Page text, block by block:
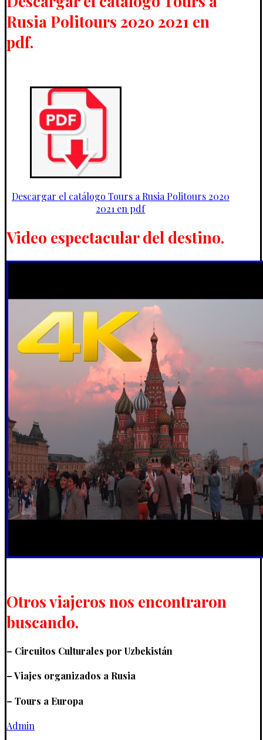
Rusia Politours 2020 2021 en
pdf.
Descargar el catálogo Tours a Rusia Politours 2020
2021 en pdf
Video espectacular del destino.
Otros viajeros nos encontraron
buscando.
– Circuitos Culturales por Uzbekistán
– Viajes organizados a Rusia
– Tours a Europa
Admin